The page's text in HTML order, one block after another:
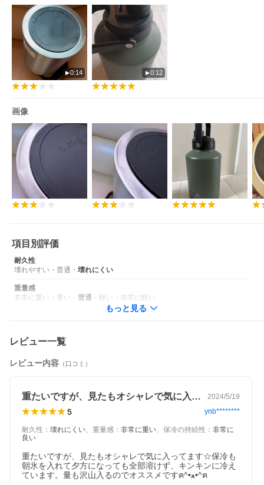
0:14 0:12
画像
項目別評価
耐久性
壊れやすい ・ 普通 ・ 壊れにくい
重量感
非常に重い ・ 重い ・ 普通 ・ 軽い ・ 非常に軽い
もっと見る
レビュー一覧
レビュー内容 （口コミ）
重たいですが、見たもオシャレで気に入っ… 2024/5/19
5 ynb********
耐久性 ： 壊れにくい、 重量感 ： 非常に重い、 保冷の持続性 ： 非常に
良い
重たいですが、見たもオシャレで気に入ってます☆保冷も
朝氷を入れて夕方になっても全部溶けず、キンキンに冷え
ています。量も沢山入るのでオススメですฅ⁠^⁠•⁠ﻌ⁠•⁠^⁠ฅ